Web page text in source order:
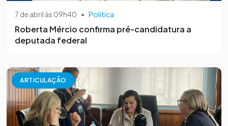
7 de abril às 09h40 • Política
Roberta Mércio confirma pré-candidatura a
deputada federal
ARTICULAÇÃO